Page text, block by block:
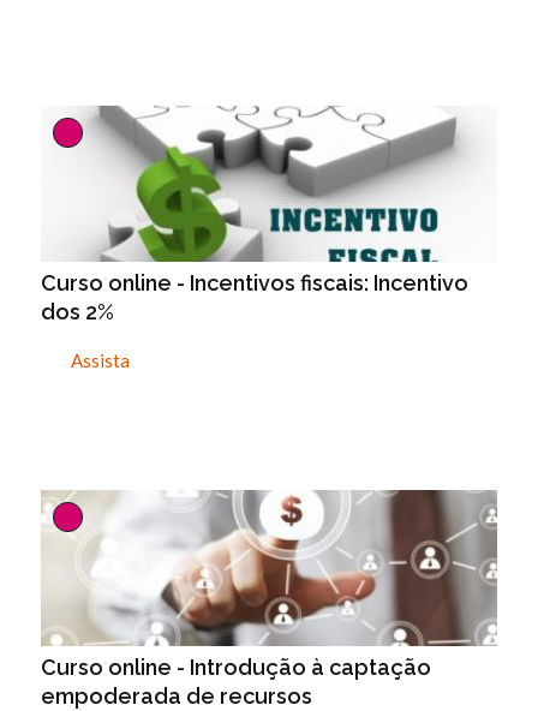
Curso online - Incentivos fiscais: Incentivo
dos 2%
Assista
Curso online - Introdução à captação
empoderada de recursos